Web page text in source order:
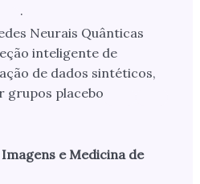
.
Neurais Quânticas
inteligente de
de dados sintéticos,
grupos placebo
e Medicina de